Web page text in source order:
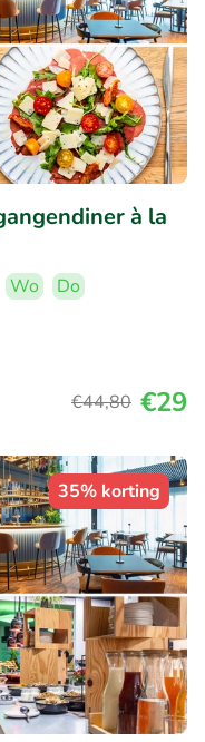
à la
Wo
Do
€44,80 €29
35% korting